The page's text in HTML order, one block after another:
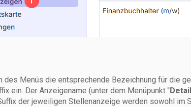
des Menüs die entsprechende Bezeichnung für die
ein. Der Anzeigename (unter dem Menüpunkt "
der jeweiligen Stellenanzeige werden sowohl im